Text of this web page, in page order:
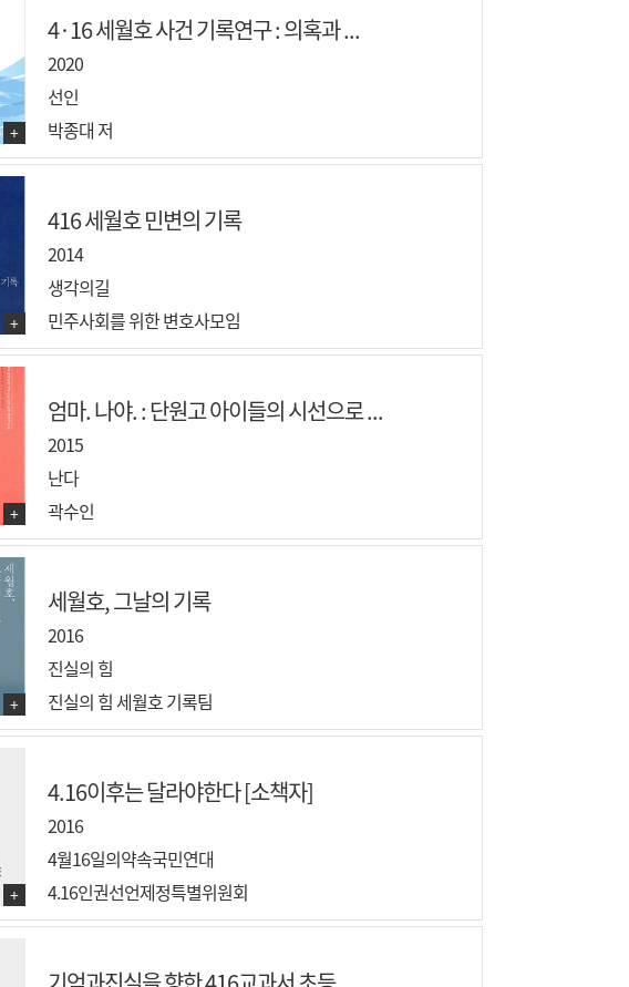
+
4·16 세월호 사건 기록연구 : 의혹과 ...
2020
선인
박종대 저
+
416 세월호 민변의 기록
2014
생각의길
민주사회를 위한 변호사모임
+
엄마. 나야. : 단원고 아이들의 시선으로 ...
2015
난다
곽수인
+
세월호, 그날의 기록
2016
진실의 힘
진실의 힘 세월호 기록팀
+
4.16이후는 달라야한다 [소책자]
2016
4월16일의약속국민연대
4.16인권선언제정특별위원회